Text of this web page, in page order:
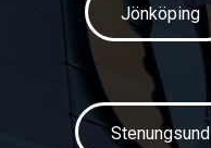
Jönköping
Stenungsund